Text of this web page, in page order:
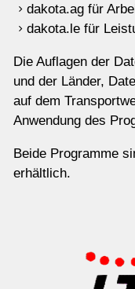
dakota.ag für
dakota.le für
Die Auflagen der
und der Länder,
auf dem
Anwendung des
Beide Programme
erhältlich.